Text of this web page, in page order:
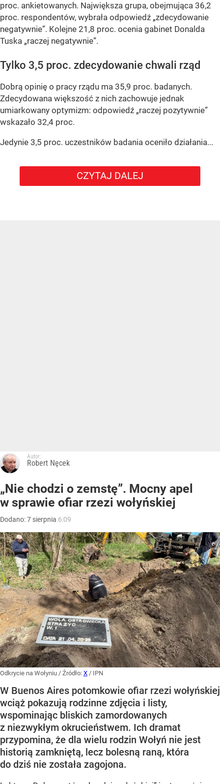
proc. ankietowanych. Największa grupa, obejmująca 36,2
proc. respondentów, wybrała odpowiedź „zdecydowanie
negatywnie”. Kolejne 21,8 proc. ocenia gabinet Donalda
Tuska „raczej negatywnie”.
Tylko 3,5 proc. zdecydowanie chwali rząd
Dobrą opinię o pracy rządu ma 35,9 proc. badanych.
Zdecydowana większość z nich zachowuje jednak
umiarkowany optymizm: odpowiedź „raczej pozytywnie”
wskazało 32,4 proc.
Jedynie 3,5 proc. uczestników badania oceniło działania...
CZYTAJ DALEJ
Autor:
Robert Nęcek
„Nie chodzi o zemstę”. Mocny apel
w sprawie ofiar rzezi wołyńskiej
Dodano:7 sierpnia 6:09
Odkrycie na Wołyniu / Źródło: X / IPN
W Buenos Aires potomkowie ofiar rzezi wołyńskiej
wciąż pokazują rodzinne zdjęcia i listy,
wspominając bliskich zamordowanych
z niezwykłym okrucieństwem. Ich dramat
przypomina, że dla wielu rodzin Wołyń nie jest
historią zamkniętą, lecz bolesną raną, która
do dziś nie została zagojona.